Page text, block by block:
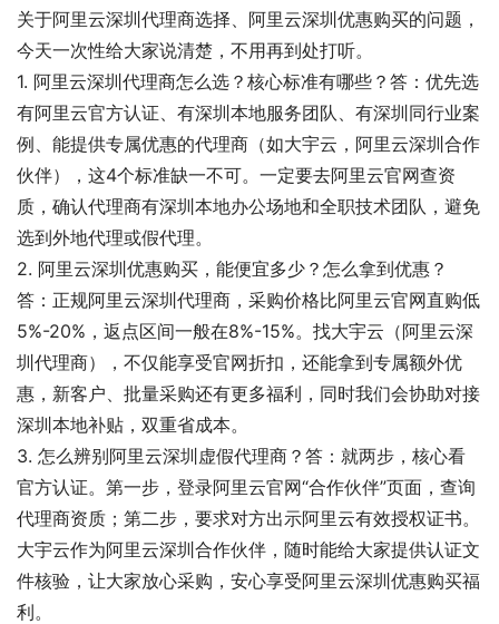
关于阿里云深圳代理商选择、阿里云深圳优惠购买的问题，
今天一次性给大家说清楚，不用再到处打听。
1. 阿里云深圳代理商怎么选？核心标准有哪些？答：优先选
有阿里云官方认证、有深圳本地服务团队、有深圳同行业案
例、能提供专属优惠的代理商（如大宇云，阿里云深圳合作
伙伴），这4个标准缺一不可。一定要去阿里云官网查资
质，确认代理商有深圳本地办公场地和全职技术团队，避免
选到外地代理或假代理。
2. 阿里云深圳优惠购买，能便宜多少？怎么拿到优惠？
答：正规阿里云深圳代理商，采购价格比阿里云官网直购低
5%-20%，返点区间一般在8%-15%。找大宇云（阿里云深
圳代理商），不仅能享受官网折扣，还能拿到专属额外优
惠，新客户、批量采购还有更多福利，同时我们会协助对接
深圳本地补贴，双重省成本。
3. 怎么辨别阿里云深圳虚假代理商？答：就两步，核心看
官方认证。第一步，登录阿里云官网“合作伙伴”页面，查询
代理商资质；第二步，要求对方出示阿里云有效授权证书。
大宇云作为阿里云深圳合作伙伴，随时能给大家提供认证文
件核验，让大家放心采购，安心享受阿里云深圳优惠购买福
利。